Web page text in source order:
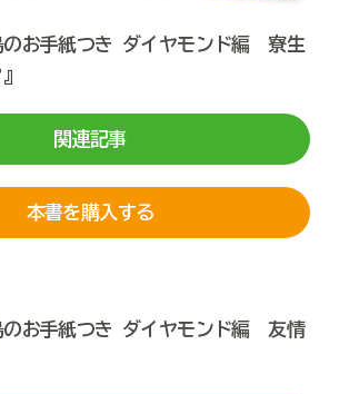
のお手紙つき ダイヤモンド編 寮生
関連記事
本書を購入する
のお手紙つき ダイヤモンド編 友情